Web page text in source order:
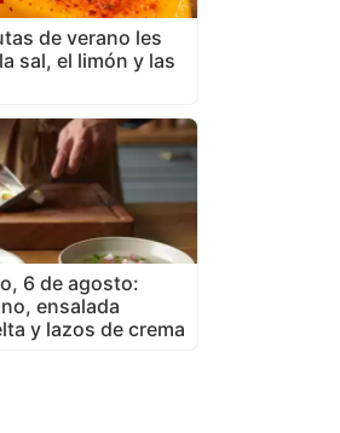
de verano les
sal, el limón y las
6 de agosto:
ensalada
y lazos de crema